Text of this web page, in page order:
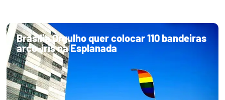
Brasília Orgulho quer colocar 110 bandeiras
arco-íris na Esplanada